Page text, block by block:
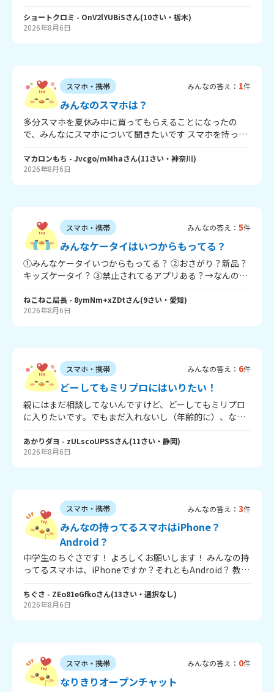
を貼ればいいだけなのに、そのためたいシールも売ってい
ません。 なので、めっちゃ爆裂に困ります。 長くてすみま
ショートクロミ - OnV2lYUBiSさん(10さい・ 栃木)
2026年8月6日
スマホ・携帯 みんなの答え： 1件
みんなのスマホは？
多分スマホを夏休み中に買ってもらえることになったの
で、みんなにスマホについて聞きたいです スマホを持って
てる？ ・デコってる？ ・オススメアプリ たくさん質問し
てごめんね またね～
マカロンもち - Jvcgo/mMhaさん(11さい・ 神奈川)
2026年8月6日
スマホ・携帯 みんなの答え： 5件
みんなケータイはいつからもってる？
①みんなケータイいつからもってる？ ②おさがり？新品？
キッズケータイ？ ③禁止されてるアプリある？→なんのア
は大学になったら新品だって！ うちは学校のタブレットは
一日45分だよ！
ねこねこ局長 - 8ymNm+xZDtさん(9さい・ 愛知)
2026年8月6日
スマホ・携帯 みんなの答え： 6件
どーしてもミリプロにはいりたい！
親にはまだ相談してないんですけど、どーしてもミリプロ
に入りたいです。でもまだ入れないし（年齢的に）、なん
いのかなーと思う気持ちとでも入りたいなーという気持ち
がはんはんです。どうしいますか？いたらアドバイスが欲
あかりダヨ - zULscoUPSSさん(11さい・ 静岡)
2026年8月6日
スマホ・携帯 みんなの答え： 3件
みんなの持ってるスマホはiPhone？
Android？
中学生のちぐさです！ よろしくお願いします！ みんなの持
ってるスマホは、iPhoneですか？それともAndroid？ 教え
と、iPadって持ってますか？
ちぐさ - ZEo81eGfkoさん(13さい・ 選択なし)
2026年8月6日
スマホ・携帯 みんなの答え： 0件
なりきりオープンチャット